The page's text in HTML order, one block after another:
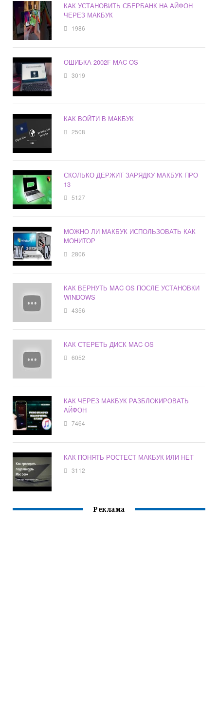
КАК УСТАНОВИТЬ СБЕРБАНК НА АЙФОН
ЧЕРЕЗ МАКБУК
1986
ОШИБКА 2002F MAC OS
3019
КАК ВОЙТИ В МАКБУК
2508
СКОЛЬКО ДЕРЖИТ ЗАРЯДКУ МАКБУК ПРО
13
5127
МОЖНО ЛИ МАКБУК ИСПОЛЬЗОВАТЬ КАК
МОНИТОР
2806
КАК ВЕРНУТЬ MAC OS ПОСЛЕ УСТАНОВКИ
WINDOWS
4356
КАК СТЕРЕТЬ ДИСК MAC OS
6052
КАК ЧЕРЕЗ МАКБУК РАЗБЛОКИРОВАТЬ
АЙФОН
7464
КАК ПОНЯТЬ РОСТЕСТ МАКБУК ИЛИ НЕТ
3112
Реклама